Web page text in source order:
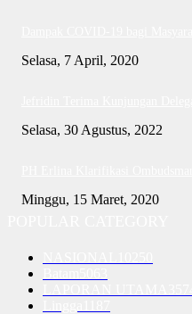
Selasa, 7 April, 2020
Selasa, 30 Agustus, 2022
Minggu, 15 Maret, 2020